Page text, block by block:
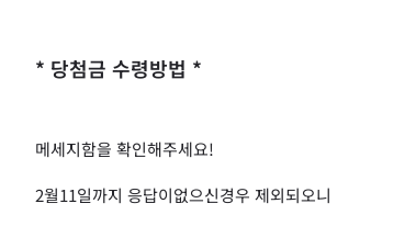
* 당첨금 수령방법 *
메세지함을 확인해주세요!
2월11일까지 응답이없으신경우 제외되오니